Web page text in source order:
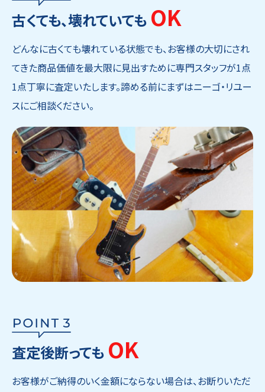
古くても、壊れていても OK
どんなに古くても壊れている状態でも、お客様の大切にされ
てきた商品価値を最大限に見出すために専門スタッフが1点
1点丁寧に査定いたします。諦める前にまずはニーゴ・リユー
スにご相談ください。
査定後断っても OK
お客様がご納得のいく金額にならない場合は、お断りいただ